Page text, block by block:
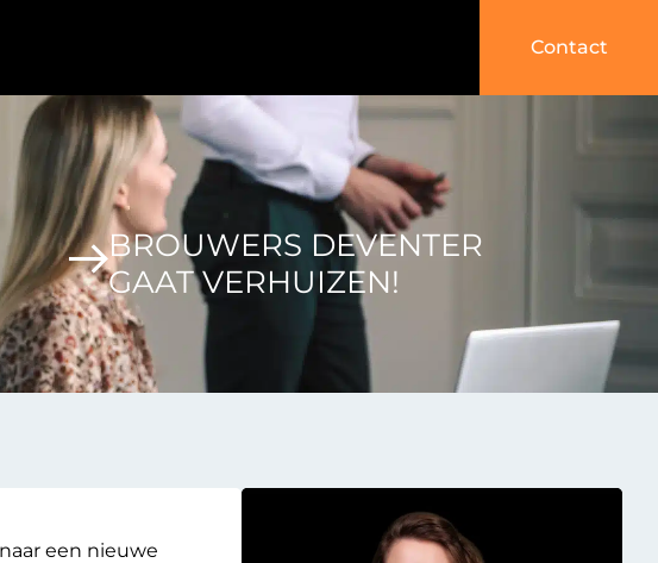
Contact
BROUWERS DEVENTER
GAAT VERHUIZEN!
een nieuwe